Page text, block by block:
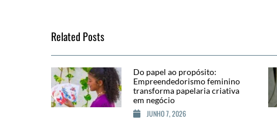
Related Posts
Do papel ao propósito:
Empreendedorismo feminino
transforma papelaria criativa
em negócio
JUNHO 7, 2026